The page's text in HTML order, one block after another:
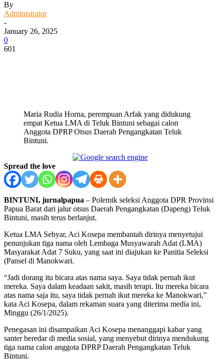
By
Administrator
-
January 26, 2025
0
601
Maria Rudia Horna, perempuan Arfak yang didukung
empat Ketua LMA di Teluk Bintuni sebagai calon
Anggota DPRP Otsus Daerah Pengangkatan Teluk
Bintuni.
Spread the love
BINTUNI, jurnalpapua – Polemik seleksi Anggota DPR Provinsi
Papua Barat dari jalur otsus Daerah Pengangkatan (Dapeng) Teluk
Bintuni, masih terus berlanjut.
Ketua LMA Sebyar, Aci Kosepa membantah dirinya menyetujui
penunjukan tiga nama oleh Lembaga Musyawarah Adat (LMA)
Masyarakat Adat 7 Suku, yang saat ini diajukan ke Panitia Seleksi
(Pansel di Manokwari.
“Jadi dorang itu bicara atas nama saya. Saya tidak pernah ikut
mereka. Saya dalam keadaan sakit, masih terapi. Itu mereka bicara
atas nama saja itu, saya tidak pernah ikut mereka ke Manokwari,”
kata Aci Kosepa, dalam rekaman suara yang diterima media ini,
Minggu (26/1/2025).
Penegasan ini disampaikan Aci Kosepa menanggapi kabar yang
santer beredar di media sosial, yang menyebut dirinya mendukung
tiga nama calon anggota DPRP Daerah Pengangkatan Teluk
Bintuni.